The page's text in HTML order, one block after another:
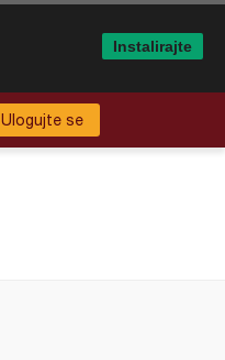
Ulogujte se
Instalirajte